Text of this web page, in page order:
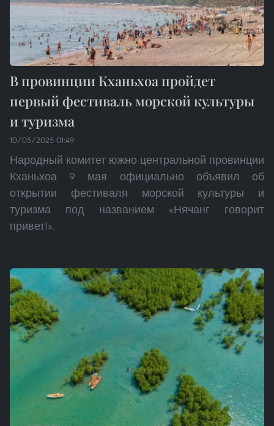
В провинции Кханьхоа пройдет
первый фестиваль морской культуры
и туризма
10/05/2025 01:49
Народный комитет южно-центральной провинции
Кханьхоа 9 мая официально объявил об
открытии фестиваля морской культуры и
туризма под названием «Нячанг говорит
привет!».